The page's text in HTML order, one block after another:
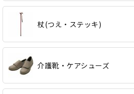
杖(つえ・ステッキ)
介護靴・ケアシューズ